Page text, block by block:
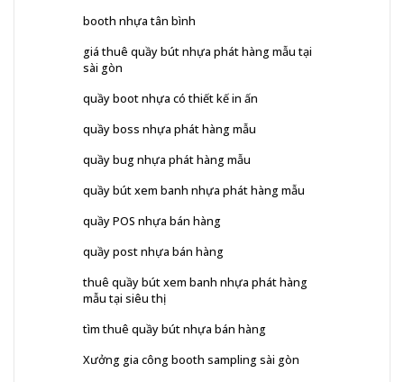
booth nhựa tân bình
giá thuê quầy bút nhựa phát hàng mẫu tại
sài gòn
quầy boot nhựa có thiết kế in ấn
quầy boss nhựa phát hàng mẫu
quầy bug nhựa phát hàng mẫu
quầy bút xem banh nhựa phát hàng mẫu
quầy POS nhựa bán hàng
quầy post nhựa bán hàng
thuê quầy bút xem banh nhựa phát hàng
mẫu tại siêu thị
tìm thuê quầy bút nhựa bán hàng
Xưởng gia công booth sampling sài gòn